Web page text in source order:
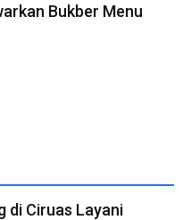
Bukber Menu
di Ciruas Layani